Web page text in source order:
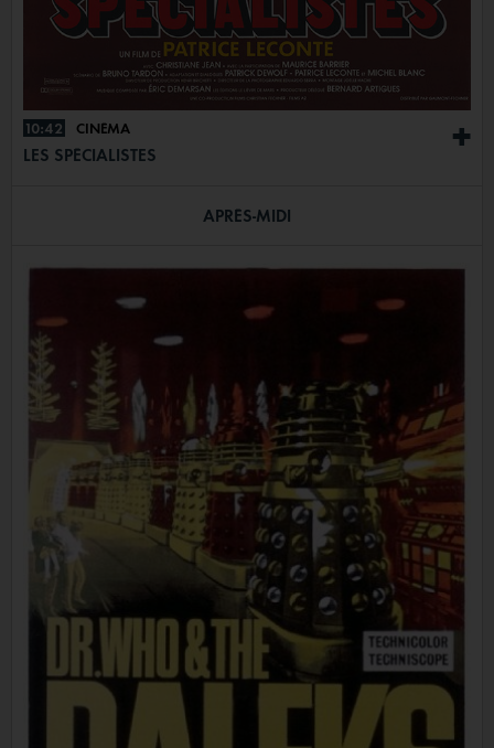
+
10:42 CINÉMA
LES SPÉCIALISTES
APRÈS-MIDI